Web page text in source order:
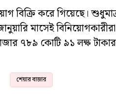
বিক্রি করে গিয়েছে।
মাসেই
৭৮৯ কোটি ৯১ লক্ষ টাকার
শেয়ার বাজার